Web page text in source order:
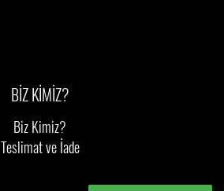
BİZ KİMİZ?
Biz Kimiz?
Teslimat ve İade